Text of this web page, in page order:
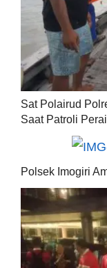
Sat Polairud
Saat Patroli
Polsek Imogiri